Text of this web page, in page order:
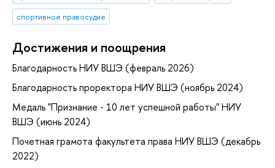
спортивное правосудие
Достижения и поощрения
Благодарность НИУ ВШЭ (февраль 2026)
Благодарность проректора НИУ ВШЭ (ноябрь 2024)
Медаль "Признание - 10 лет успешной работы" НИУ
ВШЭ (июнь 2024)
Почетная грамота факультета права НИУ ВШЭ (декабрь
2022)